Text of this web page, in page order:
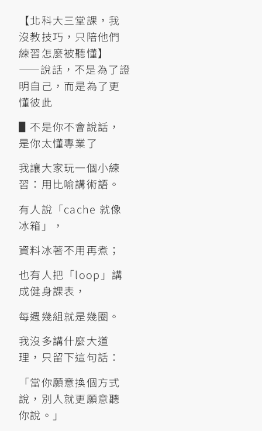
【北科大三堂課，我
沒教技巧，只陪他們
練習怎麼被聽懂】
——說話，不是為了證
明自己，而是為了更
懂彼此
▋不是你不會說話，
是你太懂專業了
我讓大家玩一個小練
習：用比喻講術語。
有人說「cache 就像
冰箱」，
資料冰著不用再煮；
也有人把「loop」講
成健身課表，
每週幾組就是幾圈。
我沒多講什麼大道
理，只留下這句話：
「當你願意換個方式
說，別人就更願意聽
你說。」